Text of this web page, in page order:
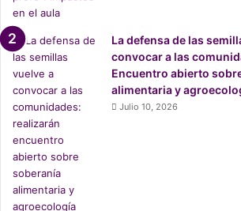
De igual forma, Reyes comparte que sus
hechas de
que les permiten ser recicladas sin
La defensa de las
convocar a las
Encuentro abierto
alimentaria y
Julio 10, 2026